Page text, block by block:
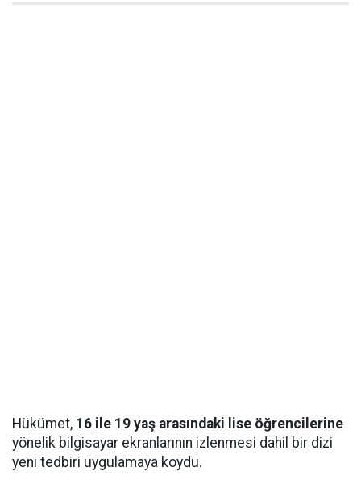
Hükümet, 16 ile 19 yaş arasındaki lise öğrencilerine
yönelik bilgisayar ekranlarının izlenmesi dahil bir dizi
yeni tedbiri uygulamaya koydu.